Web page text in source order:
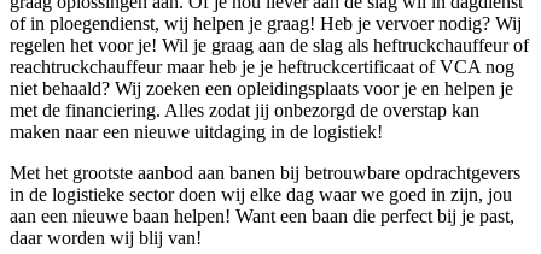
of in ploegendienst, wij helpen je graag! Heb je vervoer nodig? Wij
regelen het voor je! Wil je graag aan de slag als heftruckchauffeur of
reachtruckchauffeur maar heb je je heftruckcertificaat of VCA nog
niet behaald? Wij zoeken een opleidingsplaats voor je en helpen je
met de financiering. Alles zodat jij onbezorgd de overstap kan
maken naar een nieuwe uitdaging in de logistiek!
Met het grootste aanbod aan banen bij betrouwbare opdrachtgevers
in de logistieke sector doen wij elke dag waar we goed in zijn, jou
aan een nieuwe baan helpen! Want een baan die perfect bij je past,
daar worden wij blij van!